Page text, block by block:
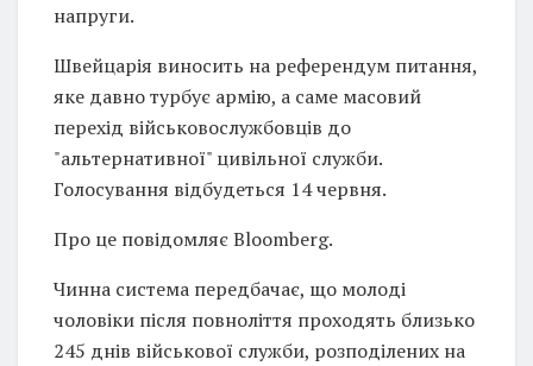
напруги.
Швейцарія виносить на референдум питання,
яке давно турбує армію, а саме масовий
перехід військовослужбовців до
"альтернативної" цивільної служби.
Голосування відбудеться 14 червня.
Про це повідомляє Bloomberg.
Чинна система передбачає, що молоді
чоловіки після повноліття проходять близько
245 днів військової служби, розподілених на